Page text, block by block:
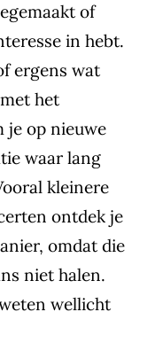
of
in hebt.
ergens wat
het
je op nieuwe
waar lang
kleinere
ontdek je
omdat die
niet halen.
wellicht